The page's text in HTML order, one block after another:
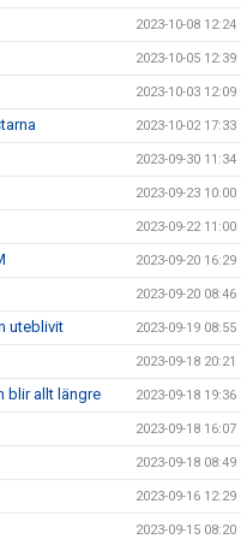
2023-10-08 12:24
2023-10-05 12:39
2023-10-03 12:09
2023-10-02 17:33
2023-09-30 11:34
2023-09-23 10:00
2023-09-22 11:00
2023-09-20 16:29
2023-09-20 08:46
uteblivit 2023-09-19 08:55
2023-09-18 20:21
blir allt längre 2023-09-18 19:36
2023-09-18 16:07
2023-09-18 08:49
2023-09-16 12:29
2023-09-15 08:20